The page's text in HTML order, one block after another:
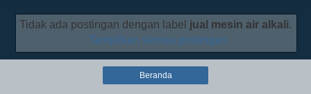
Tidak ada postingan dengan label jual mesin air alkali.
Tampilkan semua postingan
Beranda